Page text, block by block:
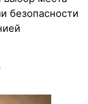
безопасности